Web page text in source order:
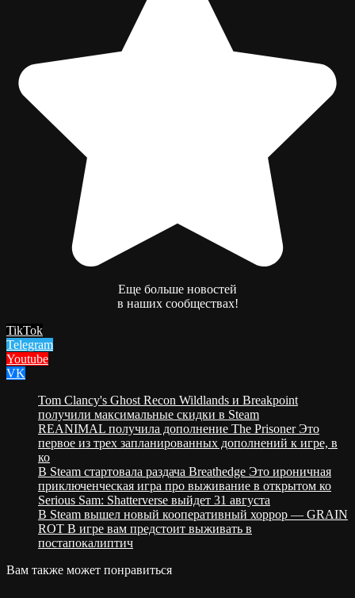
Еще больше новостей
в наших сообществах!
TikTok
Telegram
Youtube
VK
Tom Clancy's Ghost Recon Wildlands и Breakpoint
получили максимальные скидки в Steam
REANIMAL получила дополнение The Prisoner Это
первое из трех запланированных дополнений к игре, в
ко
В Steam стартовала раздача Breathedge Это ироничная
приключенческая игра про выживание в открытом ко
Serious Sam: Shatterverse выйдет 31 августа
В Steam вышел новый кооперативный хоррор — GRAIN
ROT В игре вам предстоит выживать в
постапокалиптич
Вам также может понравиться